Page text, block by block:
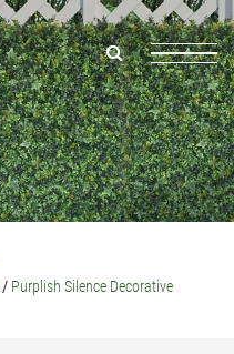
/ Purplish Silence Decorative